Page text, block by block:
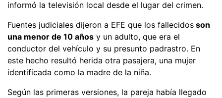
informó la televisión local desde el lugar del crimen.
Fuentes judiciales dijeron a EFE que los fallecidos son
una menor de 10 años y un adulto, que era el
conductor del vehículo y su presunto padrastro. En
este hecho resultó herida otra pasajera, una mujer
identificada como la madre de la niña.
Según las primeras versiones, la pareja había llegado